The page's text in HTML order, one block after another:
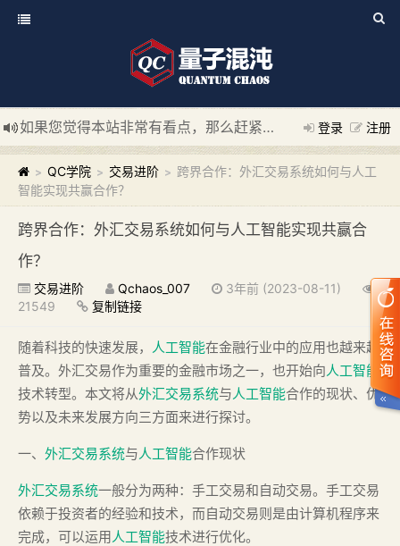
登录 注册
如果您觉得本站非常有看点，那么赶紧使用Ctrl+D 收藏我们吧
新添加量子混沌系统板块，欢迎大家访问！
---“量子混沌系
> QC学院 > 交易进阶 > 跨界合作：外汇交易系统如何与人工
智能实现共赢合作？
跨界合作：外汇交易系统如何与人工智能实现共赢合
作？
交易进阶 Qchaos_007
3年前 (2023-08-11)
21549
复制链接
随着科技的快速发展， 人工智能在金融行业中的应用也越来越
普及。外汇交易作为重要的金融市场之一，也开始向人工智能
技术转型。本文将从外汇交易系统与人工智能合作的现状、优
势以及未来发展方向三方面来进行探讨。
一、 外汇交易系统与人工智能合作现状
外汇交易系统一般分为两种：手工交易和自动交易。手工交易
依赖于投资者的经验和技术，而自动交易则是由计算机程序来
完成，可以运用人工智能技术进行优化。